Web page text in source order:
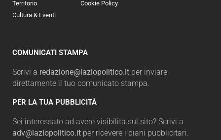
Territorio
Cultura & Eventi
Cookie Policy
COMUNICATI STAMPA
Scrivi a redazione@laziopolitico.it per inviare
direttamente il tuo comunicato stampa.
PER LA TUA PUBBLICITÀ
Sei interessato ad avere visibilità sul sito? Scrivi a
adv@laziopolitico.it per ricevere i piani pubblicitari.